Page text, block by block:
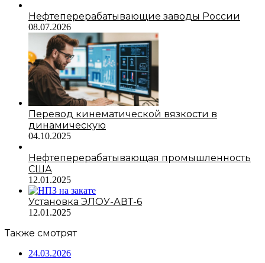
Нефтеперерабатывающие заводы России
08.07.2026
Перевод кинематической вязкости в
динамическую
04.10.2025
Нефтеперерабатывающая промышленность
США
12.01.2025
Установка ЭЛОУ-АВТ-6
12.01.2025
Также смотрят
24.03.2026